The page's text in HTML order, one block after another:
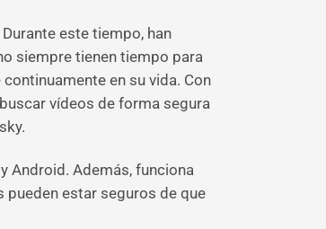
este tiempo, han
siempre tienen tiempo para
en su vida. Con
vídeos de forma segura
Android. Además, funciona
estar seguros de que